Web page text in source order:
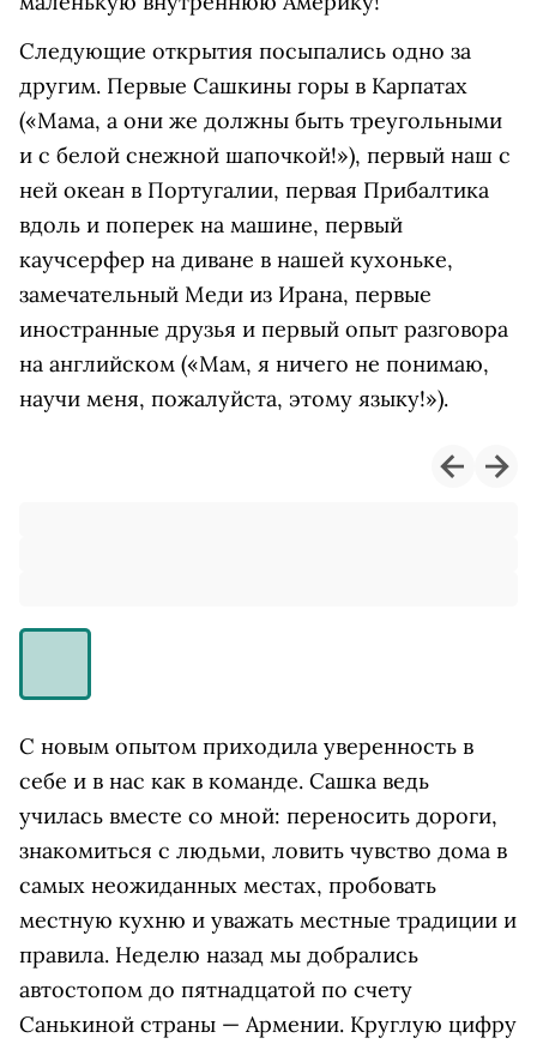
Следующие открытия посыпались одно за
другим. Первые Сашкины горы в Карпатах
(«Мама, а они же должны быть треугольными
и с белой снежной шапочкой!»), первый наш с
ней океан в Португалии, первая Прибалтика
вдоль и поперек на машине, первый
каучсерфер на диване в нашей кухоньке,
замечательный Меди из Ирана, первые
иностранные друзья и первый опыт разговора
на английском («Мам, я ничего не понимаю,
научи меня, пожалуйста, этому языку!»).
С новым опытом приходила уверенность в
себе и в нас как в команде. Сашка ведь
училась вместе со мной: переносить дороги,
знакомиться с людьми, ловить чувство дома в
самых неожиданных местах, пробовать
местную кухню и уважать местные традиции и
правила. Неделю назад мы добрались
автостопом до пятнадцатой по счету
Санькиной страны — Армении. Круглую цифру